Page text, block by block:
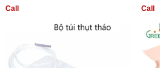
Call Call